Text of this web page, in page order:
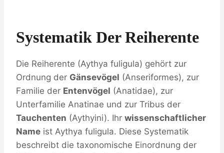
Systematik Der Reiherente
Die Reiherente (Aythya fuligula) gehört zur
Ordnung der Gänsevögel (Anseriformes), zur
Familie der Entenvögel (Anatidae), zur
Unterfamilie Anatinae und zur Tribus der
Tauchenten (Aythyini). Ihr wissenschaftlicher
Name ist Aythya fuligula. Diese Systematik
beschreibt die taxonomische Einordnung der